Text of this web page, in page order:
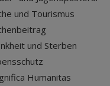
und Tourismus
und Sterben
Humanitas